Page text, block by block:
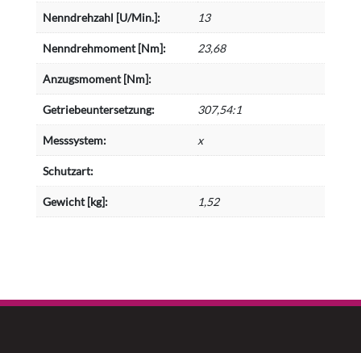
Nenndrehzahl [U/Min.]: 13
Nenndrehmoment [Nm]: 23,68
Anzugsmoment [Nm]:
Getriebeuntersetzung: 307,54:1
Messsystem: x
Schutzart:
Gewicht [kg]: 1,52